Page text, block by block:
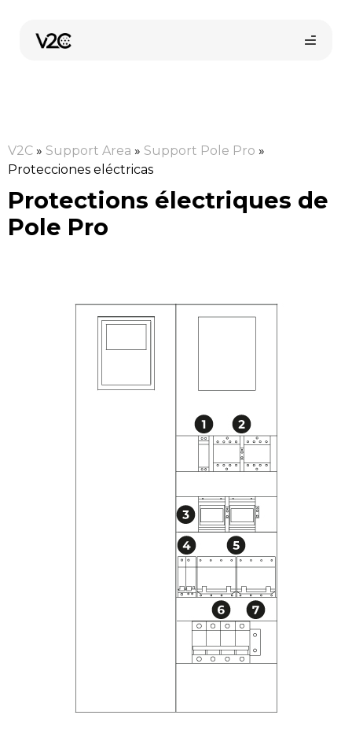
contenu
Boutique en ligne
V2C » Support Area » Support Pole Pro »
Protecciones eléctricas
Protections électriques de
Pole Pro